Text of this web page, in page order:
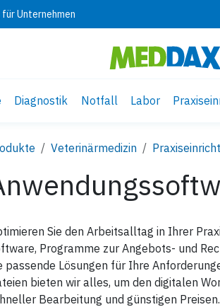
Unternehmen
Diagnostik Notfall Labor
Veterinärmedizin
Sie den Arbeitsalltag in Ihrer
Programme zur Angebots- und
passende Lösungen für Ihre
bieten wir alles, um den digitalen
Bearbeitung und günstigen